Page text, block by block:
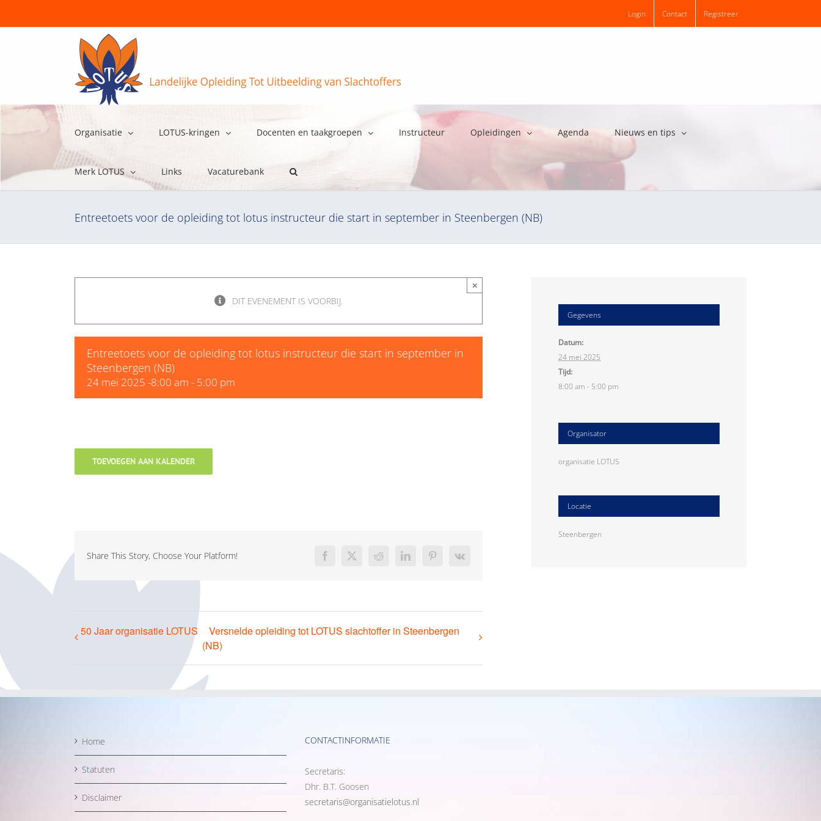
Login Contact Registreer
Organisatie LOTUS-kringen Docenten en taakgroepen Instructeur Opleidingen Agenda Nieuws en tips
Merk LOTUS Links Vacaturebank
Entreetoets voor de opleiding tot lotus instructeur die start in september in Steenbergen (NB)
DIT EVENEMENT IS VOORBIJ.
×
Entreetoets voor de opleiding tot lotus instructeur die start in september in
Steenbergen (NB)
24 mei 2025 -8:00 am - 5:00 pm
TOEVOEGEN AAN KALENDER
Share This Story, Choose Your Platform! Facebook
X Reddit LinkedInPinterest
Vk
50 Jaar organisatie LOTUS
Versnelde opleiding tot LOTUS slachtoffer in Steenbergen
(NB)
Gegevens
Datum:
24 mei 2025
Tijd:
8:00 am - 5:00 pm
Organisator
organisatie LOTUS
Locatie
Steenbergen
Home
Statuten
Disclaimer
CONTACTINFORMATIE
Secretaris:
Dhr. B.T. Goosen
secretaris@organisatielotus.nl